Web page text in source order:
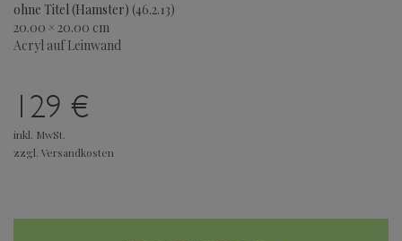
ohne Titel (Hamster) (46.2.13)
20.00 × 20.00 cm
Acryl auf Leinwand
129 €
inkl. MwSt.
zzgl. Versandkosten